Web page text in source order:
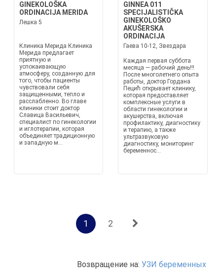
GINEKOLOŠKA
ORDINACIJA MERIDA
Лешка 5
Клиника Мерида Клиника
Мерида предлагает
приятную и
успокаивающую
атмосферу, созданную для
того, чтобы пациенты
чувствовали себя
защищенными, тепло и
расслабленно. Во главе
клиники стоит доктор
Славица Васильевич,
специалист по гинекологии
и иглотерапии, которая
объединяет традиционную
и западную м...
GINNEA 011
SPECIJALISTIČKA
GINEKOLOŠKO
AKUŠERSKA
ORDINACIJA
Гаева 10-12, Звездара
Каждая первая суббота
месяца — рабочий день!!!
После многолетнего опыта
работы, доктор Гордана
Пецић открывает клинику,
которая предоставляет
комплексные услуги в
области гинекологии и
акушерства, включая
профилактику, диагностику
и терапию, а также
ультразвуковую
диагностику, мониторинг
беременнос...
1 2
Возвращение на: УЗИ беременных